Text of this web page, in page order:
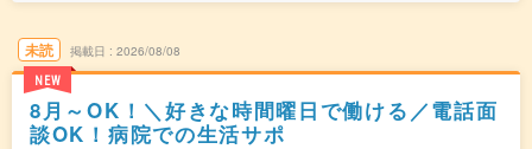
未読
NEW
掲載日 2026/08/08
8月～OK！＼好きな時間曜日で働ける／電話面
談OK！病院での生活サポ